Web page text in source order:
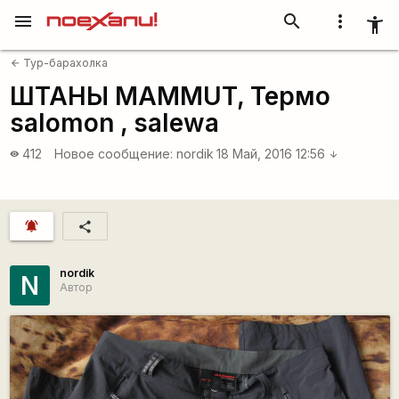
more_vert accessibility_new
search
menu
arrow_back Тур-барахолка
ШТАНЫ MAMMUT, Термо
salomon , salewa
visibility 412 Новое сообщение: nordik 18 Май, 2016 12:56 arrow_downward
notifications_active share
N
nordik
Автор